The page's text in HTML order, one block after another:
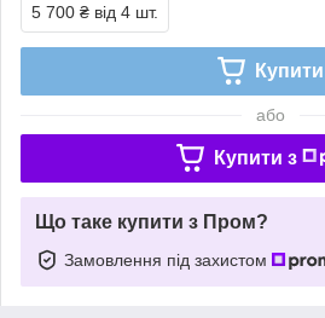
5 700 ₴ від 4 шт.
Купити
або
Купити з
Що таке купити з Пром?
Замовлення під захистом